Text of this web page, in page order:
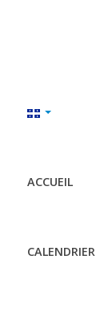
ACCUEIL
CALENDRIER